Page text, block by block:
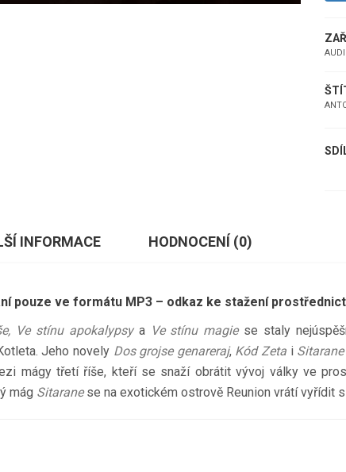
INFORMACE HODNOCENÍ (0)
pouze ve formátu MP3 – odkaz ke stažení
Ve stínu apokalypsya Ve stínu magie se staly
Jeho novely Dos grojse genareraj, Kód Zeta i Sitarane
mágy třetí říše, kteří se snaží obrátit vývoj války ve
mág Sitaranese na exotickém ostrově Reunion vrátí vyřídit